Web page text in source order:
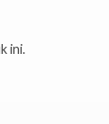
ini.